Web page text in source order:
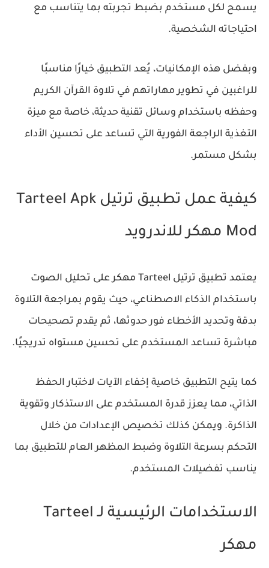
يسمح لكل مستخدم بضبط تجربته بما يتناسب مع
احتياجاته الشخصية.
وبفضل هذه الإمكانيات، يُعد التطبيق خيارًا مناسبًا
للراغبين في تطوير مهاراتهم في تلاوة القرآن الكريم
وحفظه باستخدام وسائل تقنية حديثة، خاصة مع ميزة
التغذية الراجعة الفورية التي تساعد على تحسين الأداء
بشكل مستمر.
كيفية عمل تطبيق ترتيل Tarteel Apk
Mod مهكر للاندرويد
يعتمد تطبيق ترتيل Tarteel مهكر على تحليل الصوت
باستخدام الذكاء الاصطناعي، حيث يقوم بمراجعة التلاوة
بدقة وتحديد الأخطاء فور حدوثها، ثم يقدم تصحيحات
مباشرة تساعد المستخدم على تحسين مستواه تدريجيًا.
كما يتيح التطبيق خاصية إخفاء الآيات لاختبار الحفظ
الذاتي، مما يعزز قدرة المستخدم على الاستذكار وتقوية
الذاكرة. ويمكن كذلك تخصيص الإعدادات من خلال
التحكم بسرعة التلاوة وضبط المظهر العام للتطبيق بما
يناسب تفضيلات المستخدم.
الاستخدامات الرئيسية لـ Tarteel
مهكر